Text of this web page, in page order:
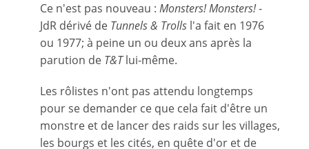
Ce n'est pas nouveau : Monsters! Monsters!-
JdR dérivé de Tunnels & Trolls l'a fait en 1976
ou 1977; à peine un ou deux ans après la
parution de T&Tlui-même.
Les rôlistes n'ont pas attendu longtemps
pour se demander ce que cela fait d'être un
monstre et de lancer des raids sur les villages,
les bourgs et les cités, en quête d'or et de